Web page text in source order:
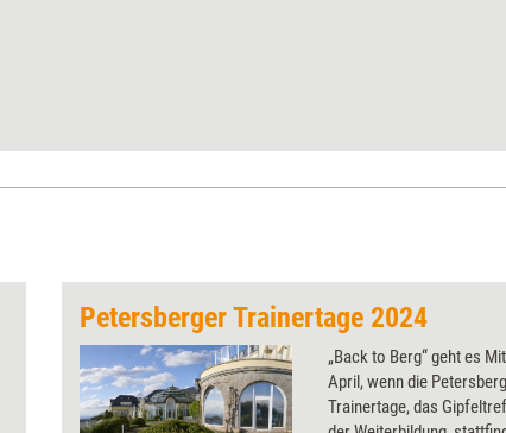
Petersberger Trainertage 2024
„Back to Berg“ geht es
April, wenn die
Trainertage, das